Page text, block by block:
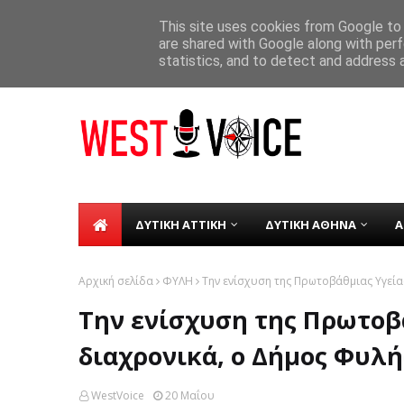
Σε λειτουργία από τη Δευτέρα 8
ΔΥΤΙΚΗ ΑΤΤΙΚΗ ΔΥΤΙΚΗ ΑΘΗΝΑ
Αρχική σελίδα ΦΥΛΗ Την ενίσχυση της Πρωτοβάθμιας
Την ενίσχυση της
διαχρονικά, ο Δήμος
WestVoice 20 Μαΐου
This site uses cookies from Google
are shared with Google along with
statistics, and to detect and address